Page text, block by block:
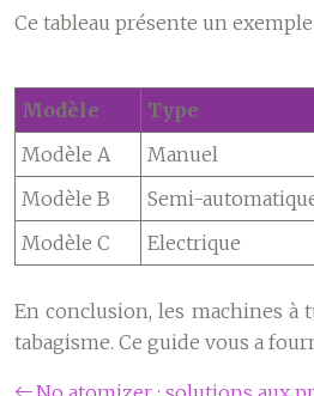
Ce tableau présente un
Modèle Type
Modèle A
Manuel
Modèle B
Semi-
Modèle C
Electrique
En conclusion, les machines à
tabagisme. Ce guide vous a